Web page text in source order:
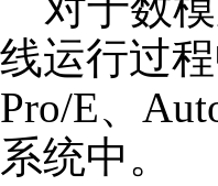
线运行过
Pro/E、
系统中。